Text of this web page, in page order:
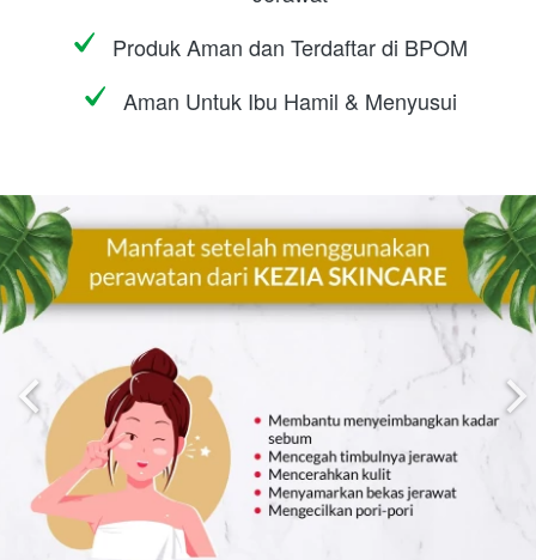
Produk Aman dan Terdaftar di BPOM
Aman Untuk Ibu Hamil & Menyusui